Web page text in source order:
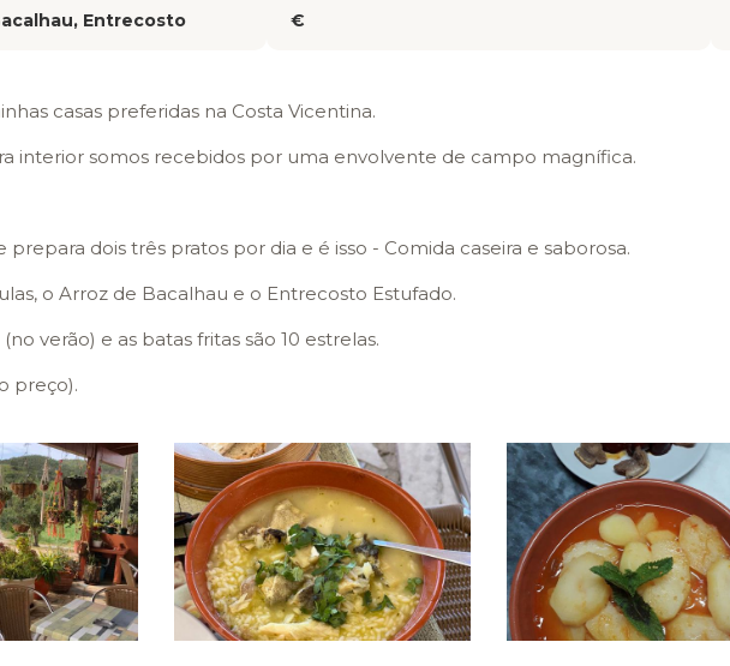
Entrecosto €
casas preferidas na Costa Vicentina.
interior somos recebidos por uma envolvente de campo magnífica.
prepara dois três pratos por dia e é isso - Comida caseira e saborosa.
o Arroz de Bacalhau e o Entrecosto Estufado.
verão) e as batas fritas são 10 estrelas.
preço).